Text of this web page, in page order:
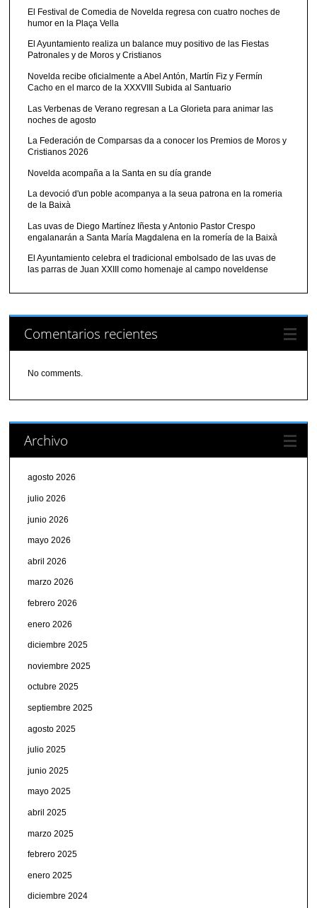
El Festival de Comedia de Novelda regresa con cuatro noches de
humor en la Plaça Vella
El Ayuntamiento realiza un balance muy positivo de las Fiestas
Patronales y de Moros y Cristianos
Novelda recibe oficialmente a Abel Antón, Martín Fiz y Fermín
Cacho en el marco de la XXXVIII Subida al Santuario
Las Verbenas de Verano regresan a La Glorieta para animar las
noches de agosto
La Federación de Comparsas da a conocer los Premios de Moros y
Cristianos 2026
Novelda acompaña a la Santa en su día grande
La devoció d'un poble acompanya a la seua patrona en la romeria
de la Baixà
Las uvas de Diego Martínez Iñesta y Antonio Pastor Crespo
engalanarán a Santa María Magdalena en la romería de la Baixà
El Ayuntamiento celebra el tradicional embolsado de las uvas de
las parras de Juan XXIII como homenaje al campo noveldense
Comentarios recientes
No comments.
Archivo
agosto 2026
julio 2026
junio 2026
mayo 2026
abril 2026
marzo 2026
febrero 2026
enero 2026
diciembre 2025
noviembre 2025
octubre 2025
septiembre 2025
agosto 2025
julio 2025
junio 2025
mayo 2025
abril 2025
marzo 2025
febrero 2025
enero 2025
diciembre 2024